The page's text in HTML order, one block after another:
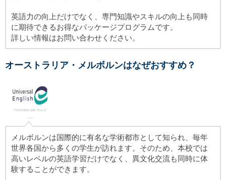
英語力の向上だけでなく、専門知識やスキルの向上も同時
に期待できるお得なパッケージプログラムです。
詳しい情報はお問い合わせください。
オーストラリア・メルボルンはなぜおすすめ？
メルボルンは国際的に有名な学術都市として知られ、毎年
世界各国から多くの学生が訪れます。そのため、本校では
高いレベルの英語学習だけでなく、異文化交流も同時に体
験することができます。